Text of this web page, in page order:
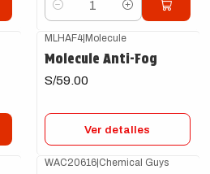
Cantidad
MLHAF4|Molecule
Molecule Anti-Fog
S/59.00
Ver detalles
WAC20616|Chemical Guys